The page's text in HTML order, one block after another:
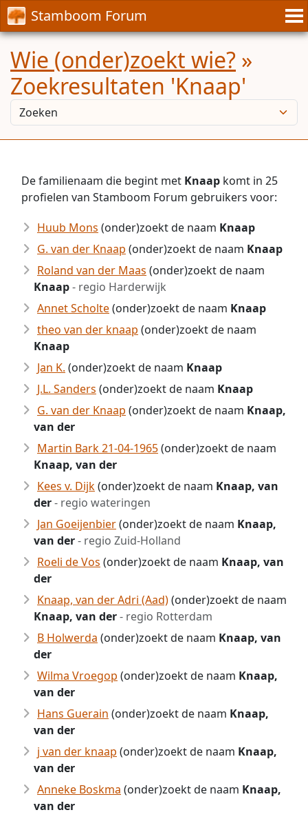
Stamboom Forum
Wie (onder)zoekt wie? »
Zoekresultaten 'Knaap'
De familienaam die begint met Knaap komt in 25
profielen van Stamboom Forum gebruikers voor:
Huub Mons (onder)zoekt de naam Knaap
G. van der Knaap (onder)zoekt de naam Knaap
Roland van der Maas (onder)zoekt de naam
Knaap- regio Harderwijk
Annet Scholte(onder)zoekt de naam Knaap
theo van der knaap (onder)zoekt de naam
Knaap
Jan K. (onder)zoekt de naam Knaap
J.L. Sanders (onder)zoekt de naam Knaap
G. van der Knaap (onder)zoekt de naam Knaap,
van der
Martin Bark 21-04-1965(onder)zoekt de naam
Knaap, van der
Kees v. Dijk(onder)zoekt de naam Knaap, van
der- regio wateringen
Jan Goeijenbier(onder)zoekt de naam Knaap,
van der- regio Zuid-Holland
Roeli de Vos (onder)zoekt de naam Knaap, van
der
Knaap, van der Adri (Aad)(onder)zoekt de naam
Knaap, van der- regio Rotterdam
B Holwerda (onder)zoekt de naam Knaap, van
der
Wilma Vroegop (onder)zoekt de naam Knaap,
van der
Hans Guerain (onder)zoekt de naam Knaap,
van der
j van der knaap (onder)zoekt de naam Knaap,
van der
Anneke Boskma (onder)zoekt de naam Knaap,
van der